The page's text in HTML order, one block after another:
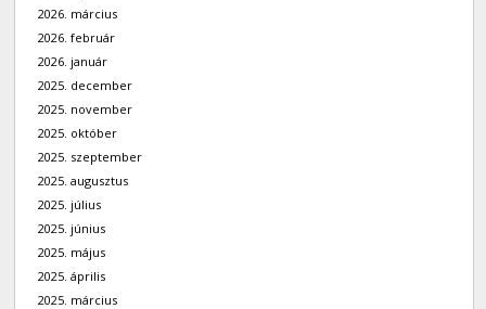
2026. március
2026. február
2026. január
2025. december
2025. november
2025. október
2025. szeptember
2025. augusztus
2025. július
2025. június
2025. május
2025. április
2025. március